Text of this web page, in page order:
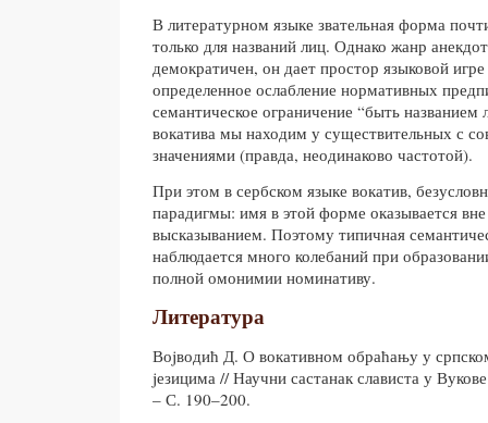
В литературном языке звательная форма
только для названий лиц. Однако жанр
демократичен, он дает простор языковой
определенное ослабление нормативных
семантическое ограничение “быть
вокатива мы находим у существительных с
значениями (правда, неодинаково частотой).
При этом в сербском языке вокатив,
парадигмы: имя в этой форме оказывается
высказыванием. Поэтому типичная
наблюдается много колебаний при
полной омонимии номинативу.
Литература
Воjводић Д. О вокативном обраћању у
jезицима // Научни састанак слависта у
– С. 190–200.